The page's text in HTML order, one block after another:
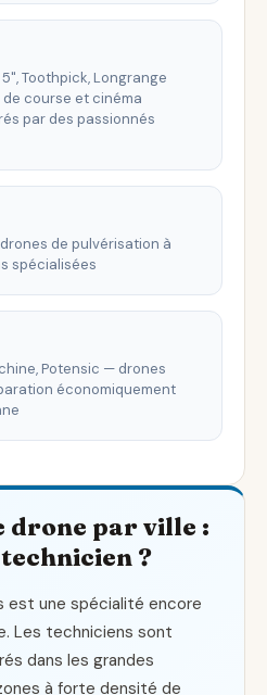
Toothpick, Longrange
de course et cinéma
par des passionnés
de pulvérisation à
spécialisées
Potensic — drones
économiquement
drone par ville :
?
est une spécialité encore
Les techniciens sont
dans les grandes
à forte densité de